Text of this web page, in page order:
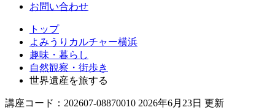
お問い合わせ
トップ
よみうりカルチャー横浜
趣味・暮らし
自然観察・街歩き
世界遺産を旅する
講座コード：202607-08870010 2026年6月23日 更新